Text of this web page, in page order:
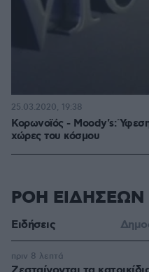
Κορωνοϊός - Moody's:
χώρες του κόσμου
25.03.2020, 19:38
ΡΟΗ ΕΙΔΗΣΕΩΝ
Ειδήσεις
πριν 8 λεπτά